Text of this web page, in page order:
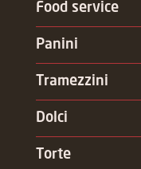
Food service
Panini
Tramezzini
Dolci
Torte